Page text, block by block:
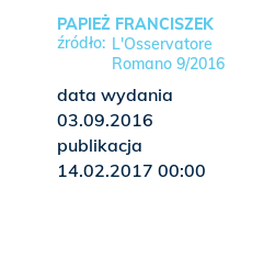
PAPIEŻ FRANCISZEK
L'Osservatore
Romano 9/2016
data wydania
03.09.2016
publikacja
14.02.2017 00:00